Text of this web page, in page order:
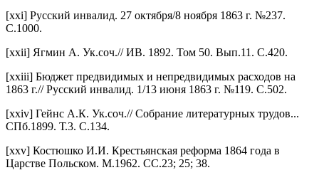
[xxi] Русский инвалид. 27 октября/8 ноября 1863 г. №237.
С.1000.
[xxii] Ягмин А. Ук.соч.// ИВ. 1892. Том 50. Вып.11. С.420.
[xxiii] Бюджет предвидимых и непредвидимых расходов на
1863 г.// Русский инвалид. 1/13 июня 1863 г. №119. С.502.
[xxiv] Гейнс А.К. Ук.соч.// Собрание литературных трудов...
СПб.1899. Т.3. С.134.
[xxv] Костюшко И.И. Крестьянская реформа 1864 года в
Царстве Польском. М.1962. СС.23; 25; 38.